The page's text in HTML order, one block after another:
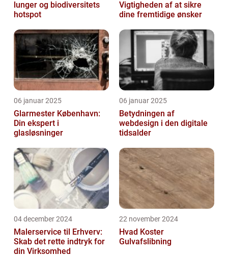
lunger og biodiversitets
hotspot
Vigtigheden af at sikre
dine fremtidige ønsker
06 januar 2025
Glarmester København:
Din ekspert i
glasløsninger
06 januar 2025
Betydningen af
webdesign i den digitale
tidsalder
04 december 2024
Malerservice til Erhverv:
Skab det rette indtryk for
din Virksomhed
22 november 2024
Hvad Koster
Gulvafslibning